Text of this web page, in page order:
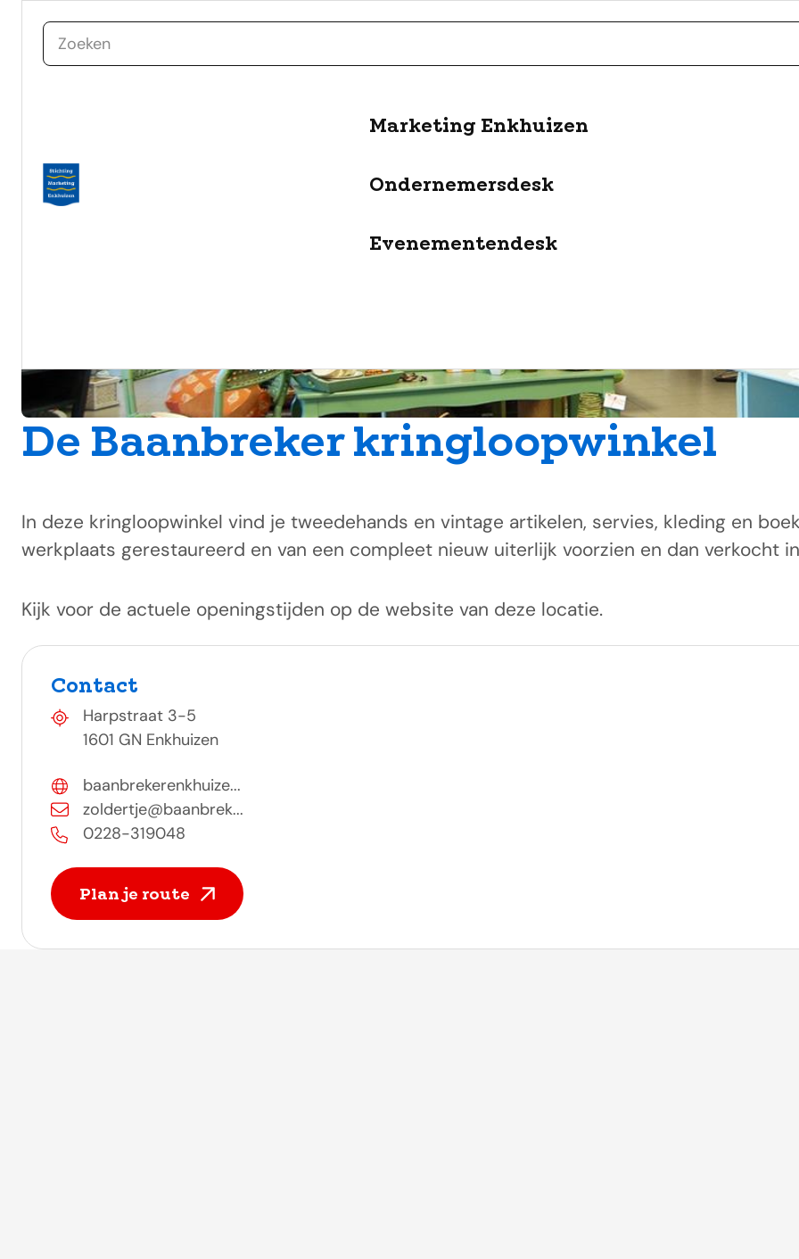
Marketing Enkhuizen
Ondernemersdesk
Evenementendesk
zoeken
De Baanbreker kringloopwinkel
In deze kringloopwinkel vind je tweedehands en vintage artikelen, servies, kleding en
werkplaats gerestaureerd en van een compleet nieuw uiterlijk voorzien en dan verkocht
Kijk voor de actuele openingstijden op de website van deze locatie.
Contact
Harpstraat 3-5
1601 GN Enkhuizen
baanbrekerenkhuize...
zoldertje@baanbrek...
0228-319048
Plan je route